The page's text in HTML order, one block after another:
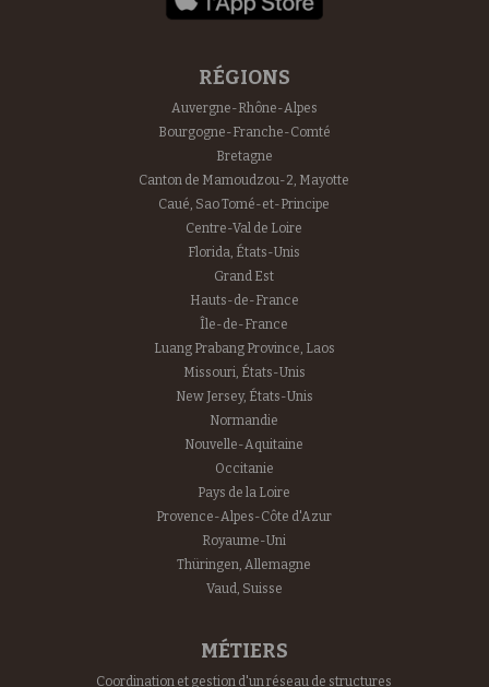
RÉGIONS
Auvergne-Rhône-Alpes
Bourgogne-Franche-Comté
Bretagne
Canton de Mamoudzou-2, Mayotte
Caué, Sao Tomé-et-Principe
Centre-Val de Loire
Florida, États-Unis
Grand Est
Hauts-de-France
Île-de-France
Luang Prabang Province, Laos
Missouri, États-Unis
New Jersey, États-Unis
Normandie
Nouvelle-Aquitaine
Occitanie
Pays de la Loire
Provence-Alpes-Côte d'Azur
Royaume-Uni
Thüringen, Allemagne
Vaud, Suisse
MÉTIERS
Coordination et gestion d'un réseau de structures